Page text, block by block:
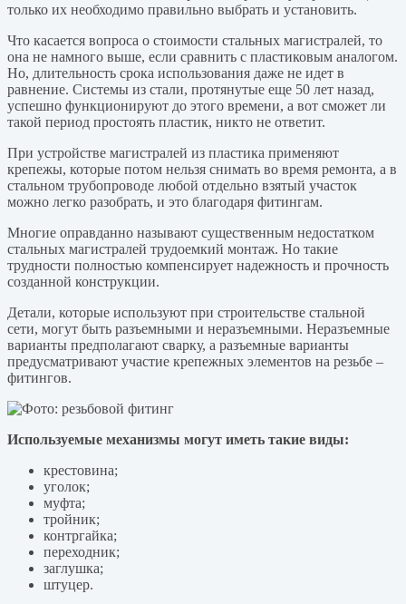
только их необходимо правильно выбрать и установить.
Что касается вопроса о стоимости стальных магистралей, то
она не намного выше, если сравнить с пластиковым аналогом.
Но, длительность срока использования даже не идет в
равнение. Системы из стали, протянутые еще 50 лет назад,
успешно функционируют до этого времени, а вот сможет ли
такой период простоять пластик, никто не ответит.
При устройстве магистралей из пластика применяют
крепежы, которые потом нельзя снимать во время ремонта, а в
стальном трубопроводе любой отдельно взятый участок
можно легко разобрать, и это благодаря фитингам.
Многие оправданно называют существенным недостатком
стальных магистралей трудоемкий монтаж. Но такие
трудности полностью компенсирует надежность и прочность
созданной конструкции.
Детали, которые используют при строительстве стальной
сети, могут быть разъемными и неразъемными. Неразъемные
варианты предполагают сварку, а разъемные варианты
предусматривают участие крепежных элементов на резьбе –
фитингов.
Используемые механизмы могут иметь такие виды:
крестовина;
уголок;
муфта;
тройник;
контргайка;
переходник;
заглушка;
штуцер.